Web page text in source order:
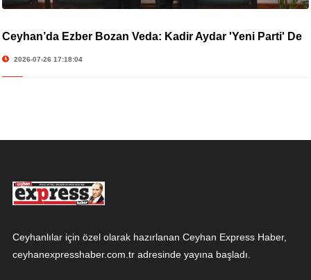
Ceyhan’da Ezber Bozan Veda: Kadir Aydar 'Yeni Parti' De
2026-07-26 17:18:04
Ceyhanlılar için özel olarak hazırlanan Ceyhan Express Haber,
ceyhanexpresshaber.com.tr adresinde yayına başladı.